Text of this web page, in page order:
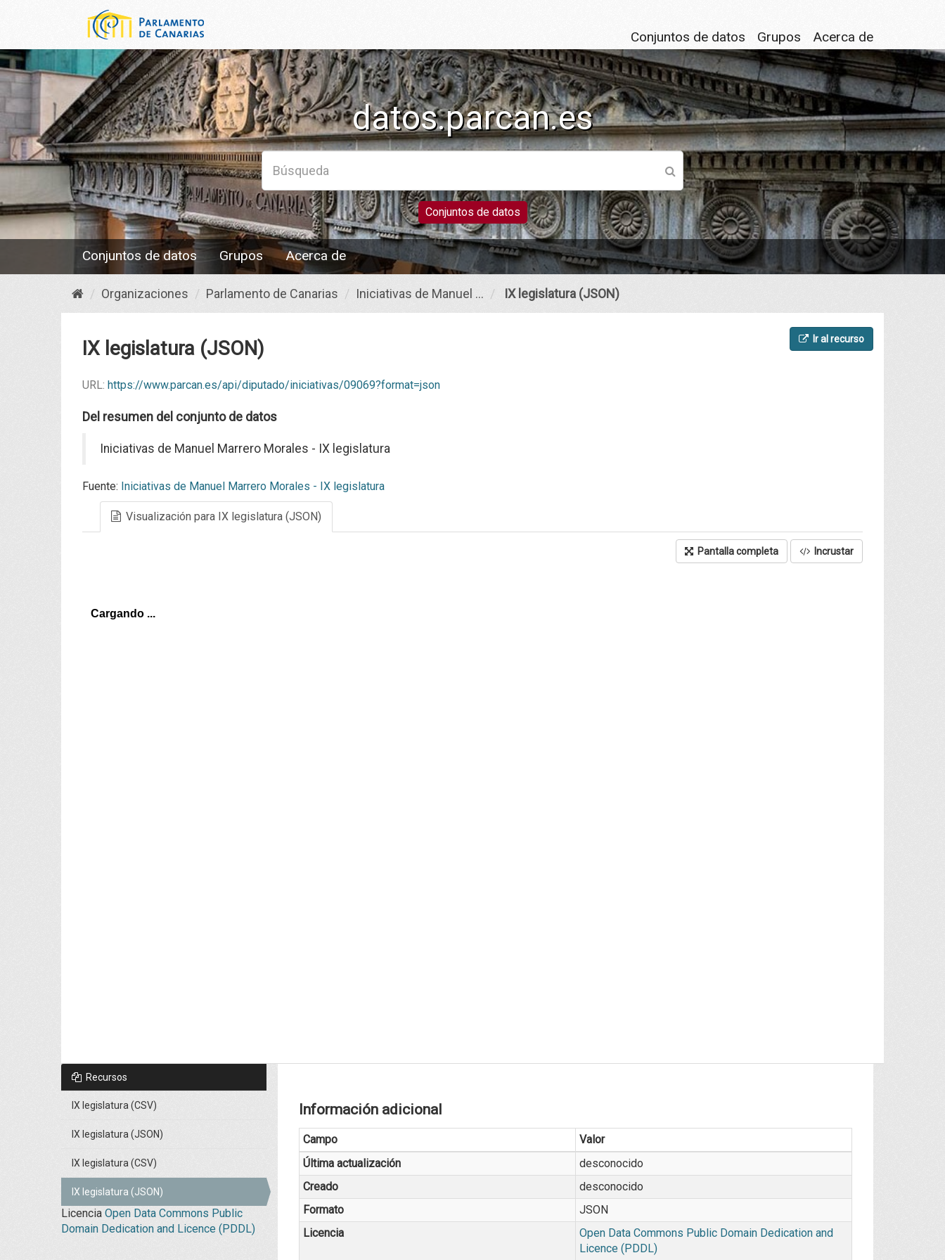
Conjuntos de datos Grupos Acerca de
datos.parcan.es
Conjuntos de datos
Conjuntos de datos Grupos Acerca de
Organizaciones Parlamento de Canarias Iniciativas de Manuel ... IX legislatura (JSON)
Ir al recurso
IX legislatura (JSON)
URL: https://www.parcan.es/api/diputado/iniciativas/09069?format=json
Del resumen del conjunto de datos
Iniciativas de Manuel Marrero Morales - IX legislatura
Fuente: Iniciativas de Manuel Marrero Morales - IX legislatura
Visualización para IX legislatura (JSON)
Pantalla completa Incrustar
Recursos
IX legislatura (CSV)
IX legislatura (JSON)
IX legislatura (CSV)
IX legislatura (JSON)
Licencia Open Data Commons Public
Domain Dedication and Licence (PDDL)
Información adicional
Campo
Valor
Última actualización
desconocido
Creado
desconocido
Formato
JSON
Licencia
Open Data Commons Public Domain Dedication and
Licence (PDDL)